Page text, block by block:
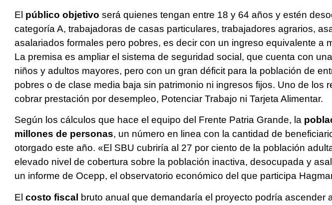
El público objetivo será quienes tengan entre 18 y 64 años y estén
categoría A, trabajadoras de casas particulares, trabajadores agrarios,
asalariados formales pero pobres, es decir con un ingreso equivalente a
La premisa es ampliar el sistema de seguridad social, que cuenta con
niños y adultos mayores, pero con un gran déficit para la población de
pobres o de clase media baja sin patrimonio ni ingresos fijos. Uno de los
cobrar prestación por desempleo, Potenciar Trabajo ni Tarjeta Alimentar.
Según los cálculos que hace el equipo del Frente Patria Grande, la
millones de personas, un número en linea con la cantidad de
otorgado este año. «El SBU cubriría al 27 por ciento de la población
elevado nivel de cobertura sobre la población inactiva, desocupada y
un informe de Ocepp, el observatorio económico del que participa
El costo fiscal bruto anual que demandaría el proyecto podría ascender